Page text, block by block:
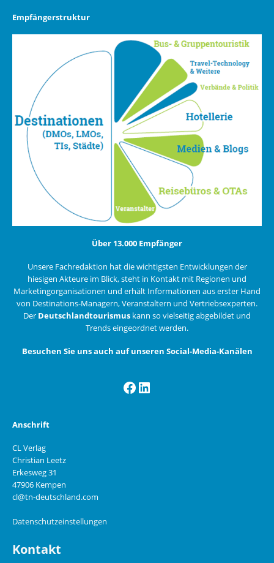
Empfängerstruktur
Über 13.000 Empfänger
Unsere Fachredaktion hat die wichtigsten Entwicklungen der
hiesigen Akteure im Blick, steht in Kontakt mit Regionen und
Marketingorganisationen und erhält Informationen aus erster Hand
von Destinations-Managern, Veranstaltern und Vertriebsexperten.
Der Deutschlandtourismus kann so vielseitig abgebildet und
Trends eingeordnet werden.
Besuchen Sie uns auch auf unseren Social-Media-Kanälen
Facebook
LinkedIn
Anschrift
CL Verlag
Christian Leetz
Erkesweg 31
47906 Kempen
cl@tn-deutschland.com
Datenschutzeinstellungen
Kontakt